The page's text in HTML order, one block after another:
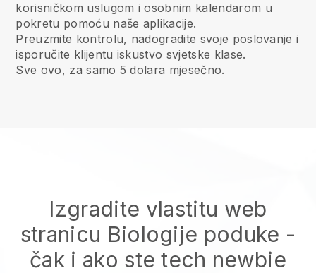
korisničkom uslugom i osobnim kalendarom u
pokretu pomoću naše aplikacije.
Preuzmite kontrolu, nadogradite svoje poslovanje i
isporučite klijentu iskustvo svjetske klase.
Sve ovo, za samo 5 dolara mjesečno.
Izgradite vlastitu web
stranicu Biologije poduke -
čak i ako ste tech newbie